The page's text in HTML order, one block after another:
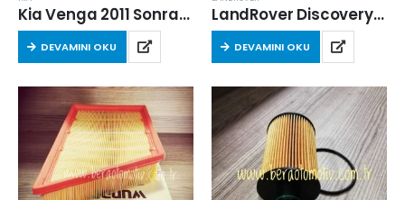
Kia Venga 2011 Sonrası 1.6 Dizel Hava Filtresi
DEVAMINI OKU
LandRover Discovery (LR3) 2005-2011 Arası 2.7 Dizel Yağ Filtresi
DEVAMINI OKU